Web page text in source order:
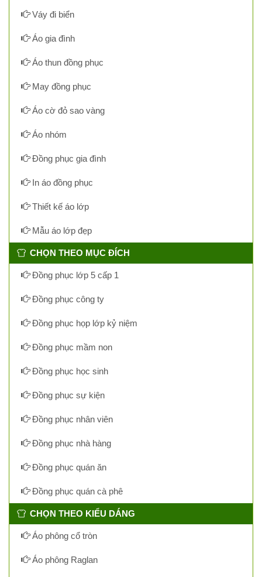
Váy đi biển
Áo gia đình
Áo thun đồng phục
May đồng phục
Áo cờ đỏ sao vàng
Áo nhóm
Đồng phục gia đình
In áo đồng phục
Thiết kế áo lớp
Mẫu áo lớp đẹp
CHỌN THEO MỤC ĐÍCH
Đồng phục lớp 5 cấp 1
Đồng phục công ty
Đồng phục họp lớp kỷ niệm
Đồng phục mầm non
Đồng phục học sinh
Đồng phục sự kiện
Đồng phục nhân viên
Đồng phục nhà hàng
Đồng phục quán ăn
Đồng phục quán cà phê
CHỌN THEO KIỂU DÁNG
Áo phông cổ tròn
Áo phông Raglan